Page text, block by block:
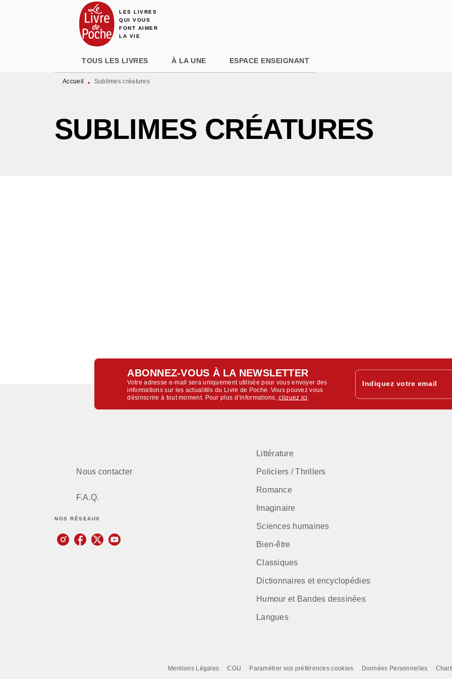
MENU RECHERCHE
LES LIVRES
QUI VOUS
FONT AIMER
LA VIE
TOUS LES LIVRES À LA UNE ESPACE ENSEIGNANT
Accueil • Sublimes créatures
SUBLIMES CRÉATURES
ABONNEZ-VOUS À LA NEWSLETTER
Votre adresse e-mail sera uniquement utilisée pour vous envoyer des
informations sur les actualités du Livre de Poche. Vous pouvez vous
désinscrire à tout moment. Pour plus d’informations,cliquez ici .
Indiquez votre email
Nous contacter
F.A.Q.
NOS RÉSEAUX
Littérature
Policiers / Thrillers
Romance
Imaginaire
Sciences humaines
Bien-être
Classiques
Dictionnaires et encyclopédies
Humour et Bandes dessinées
Langues
Mentions Légales CGU Paramétrer vos préférences cookies Données Personnelles